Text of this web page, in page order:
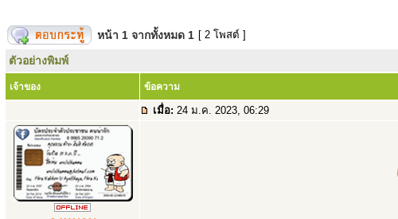
หน้า 1 จากทั้งหมด 1 [ 2 โพสต์ ]
ตัวอย่างพิมพ์
เจ้าของ ข้อความ
เมื่อ: 24 ม.ค. 2023, 06:29